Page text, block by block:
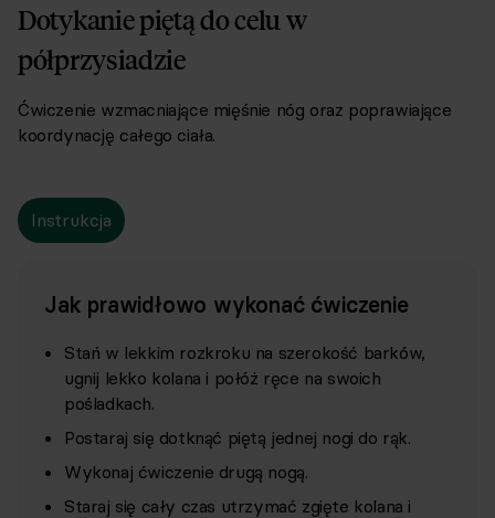
Dotykanie piętą do celu w
półprzysiadzie
Ćwiczenie wzmacniające mięśnie nóg oraz poprawiające
koordynację całego ciała.
Instrukcja
Jak prawidłowo wykonać ćwiczenie
Stań w lekkim rozkroku na szerokość barków,
ugnij lekko kolana i połóż ręce na swoich
pośladkach.
Postaraj się dotknąć piętą jednej nogi do rąk.
Wykonaj ćwiczenie drugą nogą.
Staraj się cały czas utrzymać zgięte kolana i